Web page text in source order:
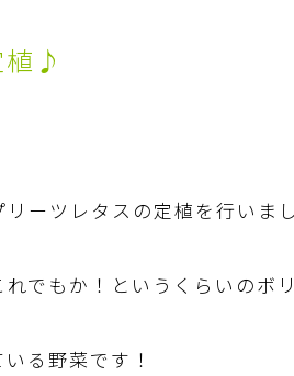
植♪
ーツレタスの定植を行いま
でもか！というくらいのボリ
る野菜です！